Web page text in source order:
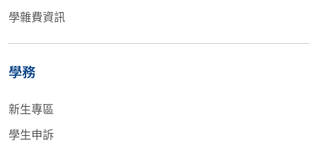
學雜費資訊
學務
新生專區
學生申訴